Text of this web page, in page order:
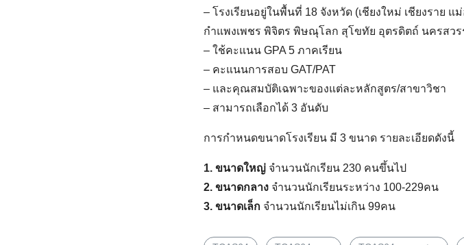
– โรงเรียนอยู่ในพื้นที่ 18 จังหวัด (เชียงใหม่ เชียงราย
กำแพงเพชร พิจิตร พิษณุโลก สุโขทัย อุตรดิตถ์ นครสว
– ใช้คะแนน GPA 5 ภาคเรียน
– คะแนนการสอบ GAT/PAT
– และคุณสมบัติเฉพาะของแต่ละหลักสูตร/สาขาวิชา
– สามารถเลือกได้ 3 อันดับ
การกำหนดขนาดโรงเรียน มี 3 ขนาด รายละเอียดดังนี้
1. ขนาดใหญ่ จำนวนนักเรียน 230 คนขึ้นไป
2. ขนาดกลาง จำนวนนักเรียนระหว่าง 100-229คน
3. ขนาดเล็ก จำนวนนักเรียนไม่เกิน 99คน